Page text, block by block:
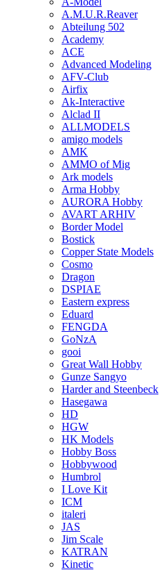
A.M.U.R.Reaver
Abteilung 502
Academy
ACE
Advanced Modeling
AFV-Club
Airfix
Ak-Interactive
Alclad II
ALLMODELS
amigo models
AMK
AMMO of Mig
Ark models
Arma Hobby
AURORA Hobby
AVART ARHIV
Border Model
Bostick
Copper State Models
Cosmo
Dragon
DSPIAE
Eastern express
Eduard
FENGDA
GoNzA
gooi
Great Wall Hobby
Gunze Sangyo
Harder and Steenbeck
Hasegawa
HD
HGW
HK Models
Hobby Boss
Hobbywood
Humbrol
I Love Kit
ICM
italeri
JAS
Jim Scale
KATRAN
Kinetic